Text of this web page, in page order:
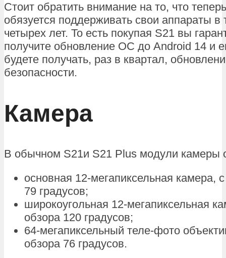
Стоит обратить внимание на то, что
обязуется поддерживать свои аппараты в
четырех лет. То есть покупая S21 вы
получите обновление ОС до Android 14 и
будете получать, раз в квартал,
безопасности.
Камера
В обычном S21и S21 Plus модули камеры
основная 12-мегапиксельная камера,
79 градусов;
широкоугольная 12-мегапиксельная
обзора 120 градусов;
64-мегапиксельный теле-фото
обзора 76 градусов.